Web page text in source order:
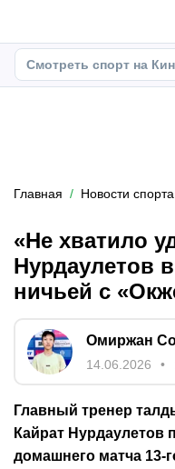
Смотреть спорт на
Главная Новости спорта
«Не хватило
Нурдаулетов
ничьей с
Омиржан
14.06.2026
Главный тренер
Кайрат Нурдаулетов
домашнего матча 13-